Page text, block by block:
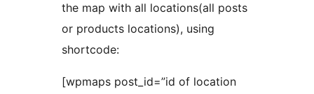
the map with all locations(all posts
or products locations), using
shortcode:
[wpmaps post_id=”id of location